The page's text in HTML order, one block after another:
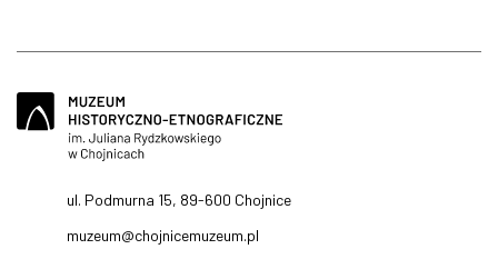
ul. Podmurna 15, 89-600 Chojnice
muzeum@chojnicemuzeum.pl